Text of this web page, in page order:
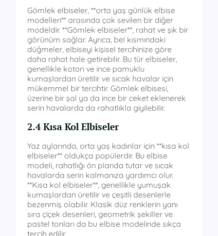
Gömlek elbiseler, **orta yaş günlük elbise
modelleri** arasında çok sevilen bir diğer
modeldir. **Gömlek elbiseler**, rahat ve şık bir
görünüm sağlar. Ayrıca, bel kısmındaki
düğmeler, elbiseyi kişisel tercihinize göre
daha rahat hale getirebilir. Bu tür elbiseler,
genellikle koton ve ince pamuklu
kumaşlardan üretilir ve sıcak havalar için
mükemmel bir tercihtir. Gömlek elbisesi,
üzerine bir şal ya da ince bir ceket eklenerek
serin havalarda da rahatlıkla giyilebilir.
2.4 Kısa Kol Elbiseler
Yaz aylarında, orta yaş kadınlar için **kısa kol
elbiseler** oldukça popülerdir. Bu elbise
modeli, rahatlığı ön planda tutar ve sıcak
havalarda serin kalmanıza yardımcı olur.
**Kısa kol elbiseler**, genellikle yumuşak
kumaşlardan üretilir ve çeşitli desenlerle
bezenmiş olabilir. Klasik düz renklerin yanı
sıra çiçek desenleri, geometrik şekiller ve
pastel tonları da bu elbise modelinde sıkça
tercih edilir.